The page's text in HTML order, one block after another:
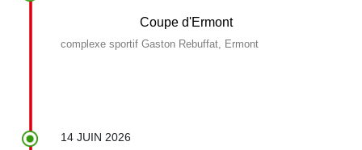
Coupe d'Ermont
complexe sportif Gaston Rebuffat, Ermont
14 JUIN 2026